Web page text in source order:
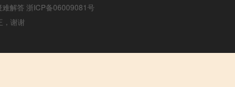
难解答 浙ICP备06009081号
，谢谢